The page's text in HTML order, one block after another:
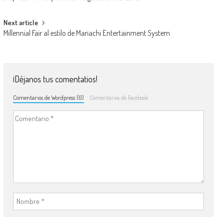
Next article
Millennial Fair al estilo de Mariachi Entertainment System
¡Déjanos tus comentatios!
Comentarios de Wordpress (0) Comentarios de Facebook